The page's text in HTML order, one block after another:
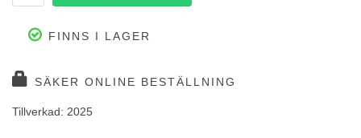
FINNS I LAGER
SÄKER ONLINE BESTÄLLNING
Tillverkad: 2025